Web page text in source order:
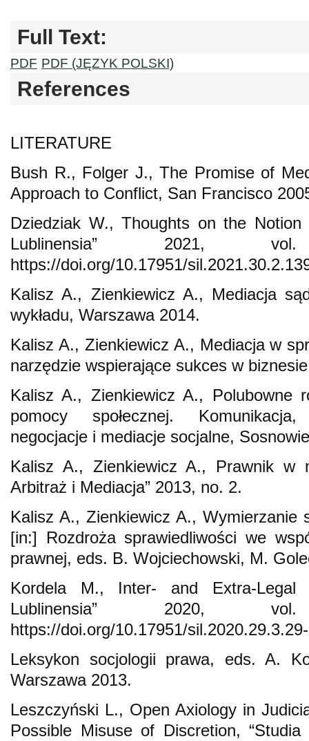
Full Text:
PDF PDF (JĘZYK POLSKI)
References
LITERATURE
Bush R., Folger J., The Promise of
Approach to Conflict, San Francisco
Dziedziak W., Thoughts on the
Lublinensia” 2021,
https://doi.org/10.17951/
Kalisz A., Zienkiewicz A., Mediacja
wykładu, Warszawa 2014.
Kalisz A., Zienkiewicz A., Mediacja w
narzędzie wspierające sukces w
Kalisz A., Zienkiewicz A., Polubowne
pomocy społecznej.
negocjacje i mediacje socjalne,
Kalisz A., Zienkiewicz A., Prawnik w
Arbitraż i Mediacja” 2013, no. 2.
Kalisz A., Zienkiewicz A., Wymierzanie
[in:] Rozdroża sprawiedliwości we
prawnej, eds. B. Wojciechowski, M.
Kordela M., Inter- and Extra-Legal
Lublinensia” 2020,
https://doi.org/10.17951/
Leksykon socjologii prawa, eds. A.
Warszawa 2013.
Leszczyński L., Open Axiology in
Possible Misuse of Discretion, “Studia